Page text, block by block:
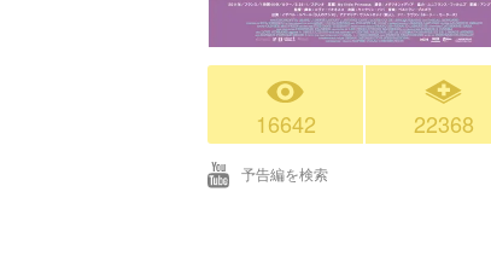
16642 22368
予告編を検索